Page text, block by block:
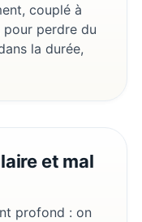
couplé à
perdre du
la durée,
et mal
profond : on